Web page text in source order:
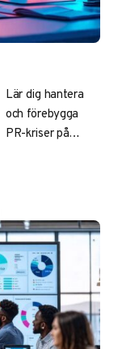
Lär dig hantera
och förebygga
PR-kriser på
varumärke online.